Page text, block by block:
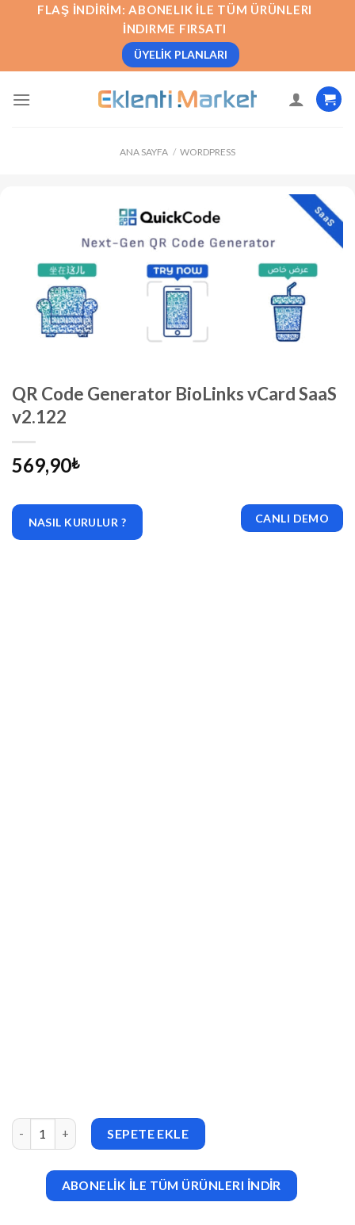
FLAŞ İNDIRIM: ABONELIK İLE TÜM ÜRÜNLERI
İNDIRME FIRSATI
ÜYELIK PLANLARI
ANA SAYFA / WORDPRESS
QR Code Generator BioLinks vCard SaaS
v2.122
569,90₺
NASIL KURULUR ? CANLI DEMO
QR Code Generator BioLinks vCard SaaS v2.122 adet
SEPETE EKLE
ABONELİK İLE TÜM ÜRÜNLERI İNDİR